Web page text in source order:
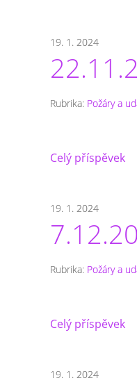
19. 1. 2024
Rubrika: Požáry a
Celý příspěvek
19. 1. 2024
Rubrika: Požáry a
Celý příspěvek
19. 1. 2024